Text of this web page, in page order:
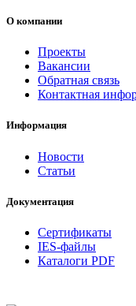
О компании
Проекты
Вакансии
Обратная связь
Контактная
Информация
Новости
Статьи
Документация
Сертификаты
IES-файлы
Каталоги PDF